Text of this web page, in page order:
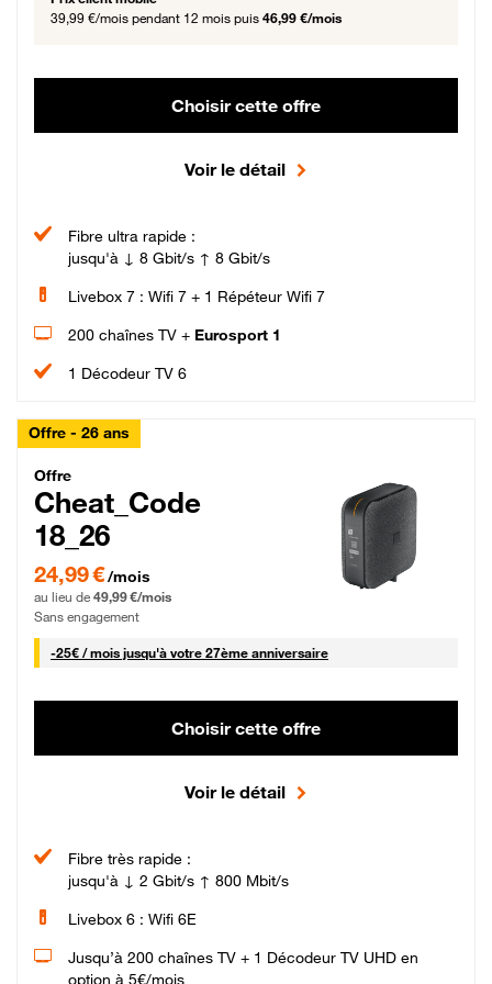
39,99 €/mois pendant 12 mois puis 46,99 €/mois
Choisir cette offre
Voir le détail
Fibre ultra rapide :
jusqu'à ↓ 8 Gbit/s ↑ 8 Gbit/s
Livebox 7 : Wifi 7 + 1 Répéteur Wifi 7
200 chaînes TV + Eurosport 1
1 Décodeur TV 6
Offre - 26 ans
Cheat_Code Fibre_18_26
Offre
Cheat_Code
18_26
24,99 € par mois pendant 0 mois puis 49,99 € par mois, Sans engagement
24,99 €/mois
au lieu de 49,99 €/mois
Sans engagement
-25€ / mois25 € par mois
jusqu'à votre 27ème anniversaire
Choisir cette offre
Voir le détail
Fibre très rapide :
jusqu'à ↓ 2 Gbit/s ↑ 800 Mbit/s
Livebox 6 : Wifi 6E
Jusqu’à 200 chaînes TV + 1 Décodeur TV UHD en
option à 5€/mois